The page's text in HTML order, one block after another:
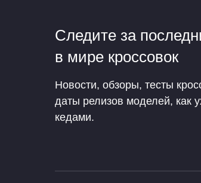
Следите за
в мире кроссовок
Новости, обзоры, тесты
даты релизов моделей, как
кедами.